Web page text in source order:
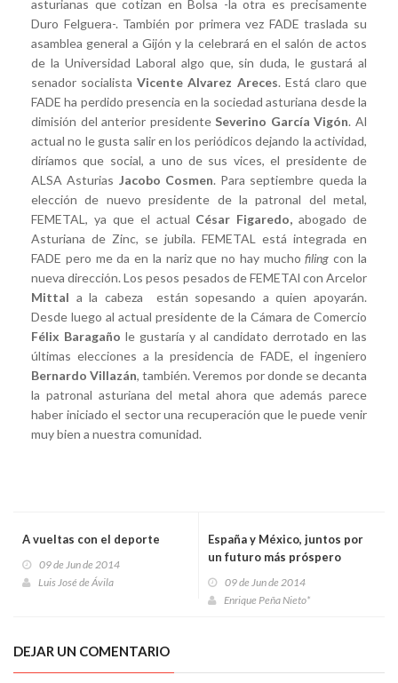
asturianas que cotizan en Bolsa -la otra es precisamente
Duro Felguera-. También por primera vez FADE traslada su
asamblea general a Gijón y la celebrará en el salón de actos
de la Universidad Laboral algo que, sin duda, le gustará al
senador socialistaVicente Alvarez Areces. Está claro que
FADE ha perdido presencia en la sociedad asturiana desde la
dimisión del anterior presidenteSeverino García Vigón. Al
actual no le gusta salir en los periódicos dejando la actividad,
diríamos que social, a uno de sus vices, el presidente de
ALSA Asturias Jacobo Cosmen. Para septiembre queda la
elección de nuevo presidente de la patronal del metal,
FEMETAL, ya que el actual César Figaredo, abogado de
Asturiana de Zinc, se jubila. FEMETAL está integrada en
FADE pero me da en la nariz que no hay mucho filing con la
nueva dirección. Los pesos pesados de FEMETAl con Arcelor
Mittal a la cabeza están sopesando a quien apoyarán.
Desde luego al actual presidente de la Cámara de Comercio
Félix Baragaño le gustaría y al candidato derrotado en las
últimas elecciones a la presidencia de FADE, el ingeniero
Bernardo Villazán, también. Veremos por donde se decanta
la patronal asturiana del metal ahora que además parece
haber iniciado el sector una recuperación que le puede venir
muy bien a nuestra comunidad.
A vueltas con el deporte
09 de Jun de 2014
Luis José de Ávila
España y México, juntos por
un futuro más próspero
09 de Jun de 2014
Enrique Peña Nieto*
DEJAR UN COMENTARIO